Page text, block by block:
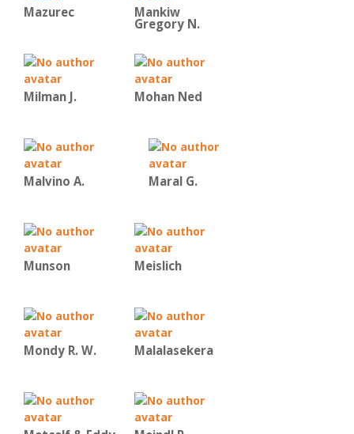
Mazurec Mankiw
Gregory N.
Milman J. Mohan Ned
Malvino Α. Maral G.
Munson Meislich
Mondy R. W. Malalasekera